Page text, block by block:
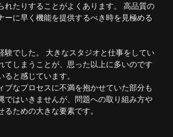
たりすることがよくあります。 高品質の
に早く機能を提供するべき時を見極める
でした。 大きなスタジオと仕事をしてい
しまうことが、思った以上に多いのです
と感じています。
なプロセスに不満を抱かせていた部分も
はいきませんが、問題への取り組み方や
ための大きな要素です。